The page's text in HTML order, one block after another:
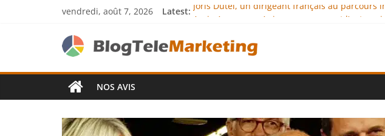
vendredi, août 7, 2026 Latest: Joris Dutel, un dirigeant français au parcours
JCA Academy : l’excellence au service de
Denis Bouclon : la diplomatie éducative
NOS AVIS